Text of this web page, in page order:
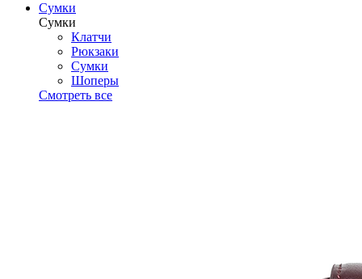
Сумки
Сумки
Клатчи
Рюкзаки
Сумки
Шоперы
Смотреть все